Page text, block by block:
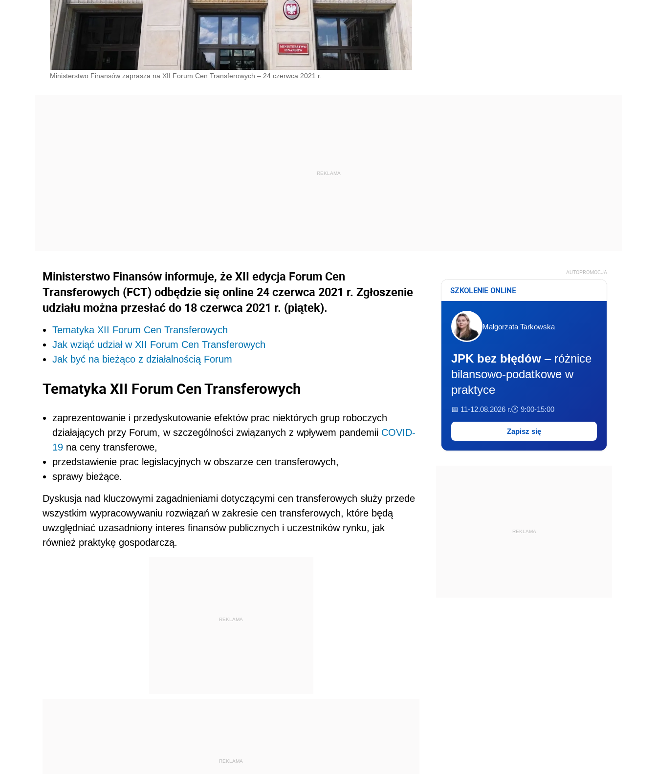
Ministerstwo Finansów zaprasza na XII Forum Cen Transferowych – 24 czerwca 2021 r.
Ministerstwo Finansów informuje, że XII edycja Forum Cen
Transferowych (FCT) odbędzie się online 24 czerwca 2021 r. Zgłoszenie
udziału można przesłać do 18 czerwca 2021 r. (piątek).
Tematyka XII Forum Cen Transferowych
Jak wziąć udział w XII Forum Cen Transferowych
Jak być na bieżąco z działalnością Forum
Tematyka XII Forum Cen Transferowych
zaprezentowanie i przedyskutowanie efektów prac niektórych grup roboczych
działających przy Forum, w szczególności związanych z wpływem pandemii COVID-
19 na ceny transferowe,
przedstawienie prac legislacyjnych w obszarze cen transferowych,
sprawy bieżące.
Dyskusja nad kluczowymi zagadnieniami dotyczącymi cen transferowych służy przede
wszystkim wypracowywaniu rozwiązań w zakresie cen transferowych, które będą
uwzględniać uzasadniony interes finansów publicznych i uczestników rynku, jak
również praktykę gospodarczą.
REKLAMA
REKLAMA
AUTOPROMOCJA
SZKOLENIE ONLINE
Małgorzata Tarkowska
JPK bez błędów – różnice
bilansowo-podatkowe w
praktyce
📅 11-12.08.2026 r.🕐 9:00-15:00
Zapisz się
REKLAMA